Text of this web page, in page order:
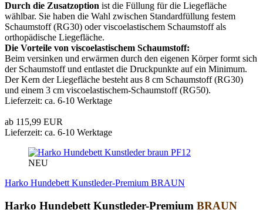
Durch die Zusatzoption ist die Füllung für die Liegefläche
wählbar. Sie haben die Wahl zwischen Standardfüllung festem
Schaumstoff (RG30) oder viscoelastischem Schaumstoff als
orthopädische Liegefläche.
Die Vorteile von viscoelastischem Schaumstoff:
Beim versinken und erwärmen durch den eigenen Körper formt sich
der Schaumstoff und entlastet die Druckpunkte auf ein Minimum.
Der Kern der Liegefläche besteht aus 8 cm Schaumstoff (RG30)
und einem 3 cm viscoelastischem-Schaumstoff (RG50).
Lieferzeit: ca. 6-10 Werktage
ab 115,99 EUR
Lieferzeit: ca. 6-10 Werktage
PF12
NEU
Harko Hundebett Kunstleder-Premium BRAUN
Harko Hundebett Kunstleder-Premium BRAUN